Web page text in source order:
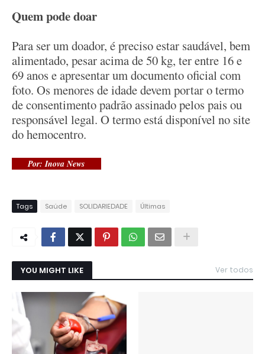
Quem pode doar
Para ser um doador, é preciso estar saudável, bem
alimentado, pesar acima de 50 kg, ter entre 16 e
69 anos e apresentar um documento oficial com
foto. Os menores de idade devem portar o termo
de consentimento padrão assinado pelos pais ou
responsável legal. O termo está disponível no site
do hemocentro.
Por: Inova News
Tags Saúde SOLIDARIEDADE Últimas
YOU MIGHT LIKE Ver todos